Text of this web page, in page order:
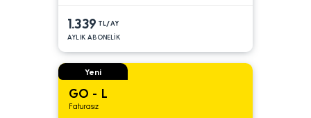
1.339 TL/AY
AYLIK ABONELİK
Yeni
GO - L
Faturasız